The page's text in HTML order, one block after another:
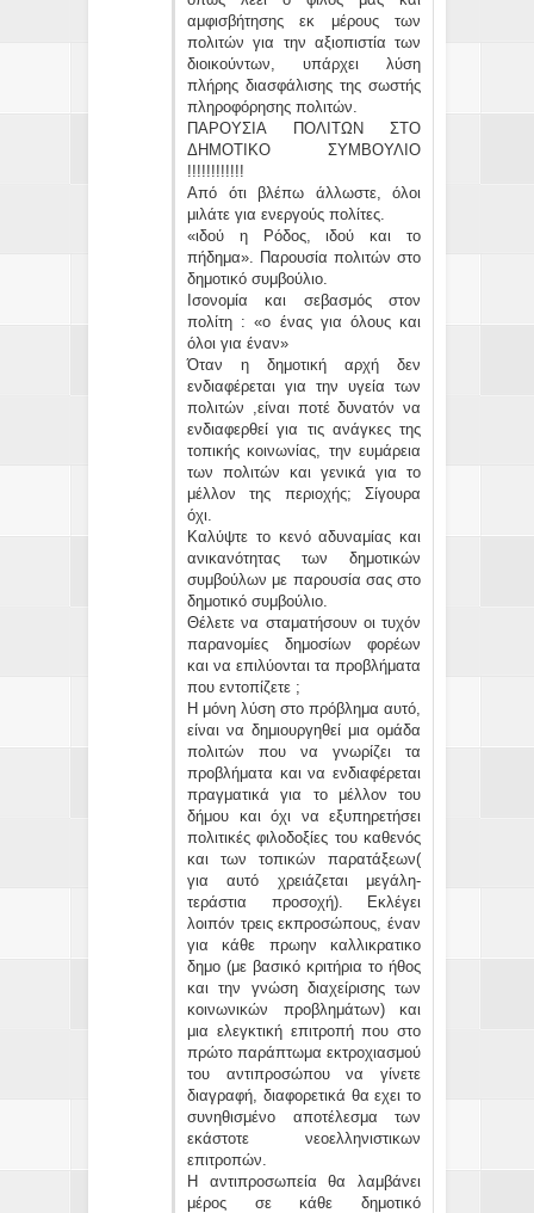
αμφισβήτησης εκ μέρους των
πολιτών για την αξιοπιστία των
διοικούντων, υπάρχει λύση
πλήρης διασφάλισης της σωστής
πληροφόρησης πολιτών.
ΠΑΡΟΥΣΙΑ ΠΟΛΙΤΩΝ ΣΤΟ
ΔΗΜΟΤΙΚΟ ΣΥΜΒΟΥΛΙΟ
!!!!!!!!!!!!
Από ότι βλέπω άλλωστε, όλοι
μιλάτε για ενεργούς πολίτες.
«ιδού η Ρόδος, ιδού και το
πήδημα». Παρουσία πολιτών στο
δημοτικό συμβούλιο.
Ισονομία και σεβασμός στον
πολίτη : «ο ένας για όλους και
όλοι για έναν»
Όταν η δημοτική αρχή δεν
ενδιαφέρεται για την υγεία των
πολιτών ,είναι ποτέ δυνατόν να
ενδιαφερθεί για τις ανάγκες της
τοπικής κοινωνίας, την ευμάρεια
των πολιτών και γενικά για το
μέλλον της περιοχής; Σίγουρα
όχι.
Καλύψτε το κενό αδυναμίας και
ανικανότητας των δημοτικών
συμβούλων με παρουσία σας στο
δημοτικό συμβούλιο.
Θέλετε να σταματήσουν οι τυχόν
παρανομίες δημοσίων φορέων
και να επιλύονται τα προβλήματα
που εντοπίζετε ;
Η μόνη λύση στο πρόβλημα αυτό,
είναι να δημιουργηθεί μια ομάδα
πολιτών που να γνωρίζει τα
προβλήματα και να ενδιαφέρεται
πραγματικά για το μέλλον του
δήμου και όχι να εξυπηρετήσει
πολιτικές φιλοδοξίες του καθενός
και των τοπικών παρατάξεων(
για αυτό χρειάζεται μεγάλη-
τεράστια προσοχή). Εκλέγει
λοιπόν τρεις εκπροσώπους, έναν
για κάθε πρωην καλλικρατικο
δημο (με βασικό κριτήρια το ήθος
και την γνώση διαχείρισης των
κοινωνικών προβλημάτων) και
μια ελεγκτική επιτροπή που στο
πρώτο παράπτωμα εκτροχιασμού
του αντιπροσώπου να γίνετε
διαγραφή, διαφορετικά θα εχει το
συνηθισμένο αποτέλεσμα των
εκάστοτε νεοελληνιστικων
επιτροπών.
Η αντιπροσωπεία θα λαμβάνει
μέρος σε κάθε δημοτικό